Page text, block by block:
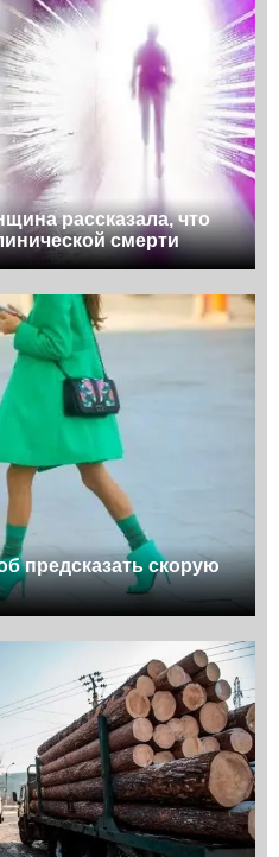
рассказала, что
смерти
предсказать скорую